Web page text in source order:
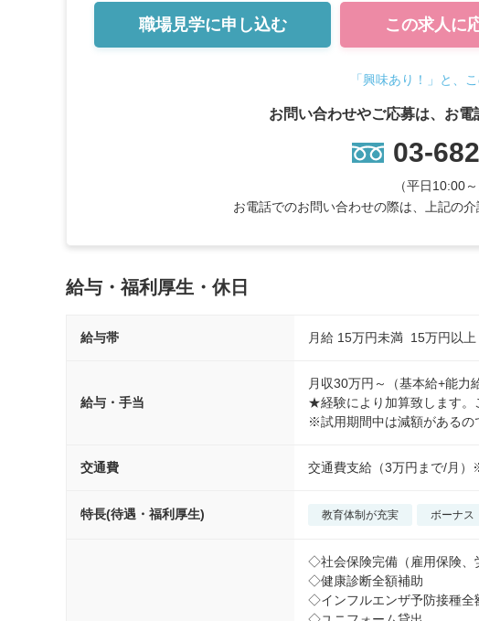
職場見学に申し込む この求人に
「興味あり！」と、
お問い合わせやご応募は、お
03-
（平日10:00
お電話でのお問い合わせの際は、上記の
給与・福利厚生・休日
給与帯 月給 15万円未満 15万円以上
給与・手当
月収30万円～（基本給+能力
★経験により加算致します。
交通費 交通費支給（3万円まで/月
特長(待遇・福利厚生) 教育体制が充実 ボーナス
◇社会保険完備（雇用保険、
◇健康診断全額補助
◇インフルエンザ予防接種全